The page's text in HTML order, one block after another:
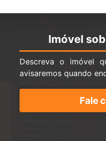
Imóvel
Descreva o imóvel
avisaremos quando
Fale